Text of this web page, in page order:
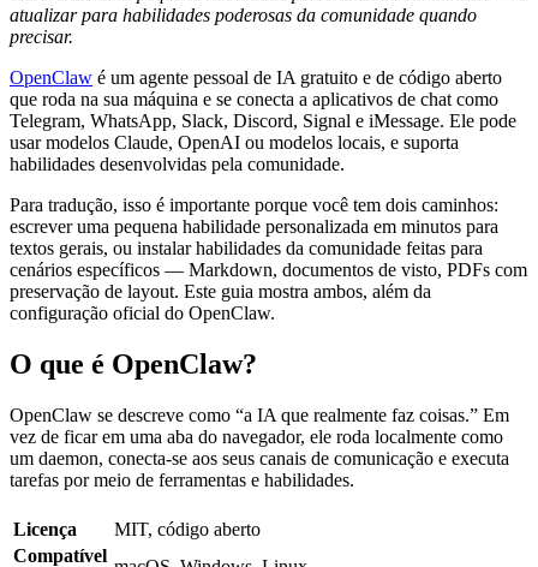
atualizar para habilidades poderosas da comunidade quando
precisar.
OpenClaw é um agente pessoal de IA gratuito e de código aberto
que roda na sua máquina e se conecta a aplicativos de chat como
Telegram, WhatsApp, Slack, Discord, Signal e iMessage. Ele pode
usar modelos Claude, OpenAI ou modelos locais, e suporta
habilidades desenvolvidas pela comunidade.
Para tradução, isso é importante porque você tem dois caminhos:
escrever uma pequena habilidade personalizada em minutos para
textos gerais, ou instalar habilidades da comunidade feitas para
cenários específicos — Markdown, documentos de visto, PDFs com
preservação de layout. Este guia mostra ambos, além da
configuração oficial do OpenClaw.
O que é OpenClaw?
OpenClaw se descreve como “a IA que realmente faz coisas.” Em
vez de ficar em uma aba do navegador, ele roda localmente como
um daemon, conecta-se aos seus canais de comunicação e executa
tarefas por meio de ferramentas e habilidades.
Licença
MIT, código aberto
Compatível